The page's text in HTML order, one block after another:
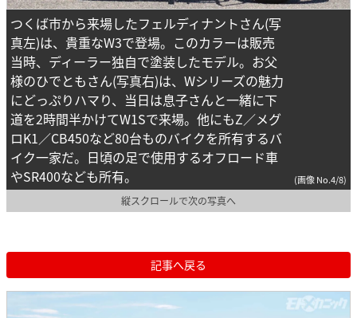
つくば市から来場したフェルディナントさん(写
真左)は、貴重なW3で登場。このカラーは販売
当時、ディーラー独自で塗装したモデル。お父
様のひでともさん(写真右)は、Wシリーズの魅力
にどっぷりハマり、当日は息子さんと一緒に下
道を2時間半かけてW1Sで来場。他にもZ／メグ
ロK1／CB450など80台ものバイクを所有するバ
イク一家だ。日頃の足で使用するオフロード車
やSR400なども所有。
(画像 No.4/8)
縦スクロールで次の写真へ
記事へ戻る